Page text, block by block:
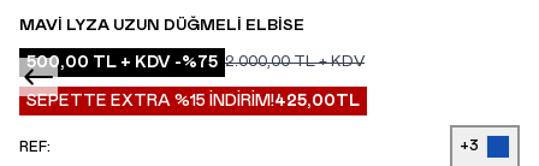
MAVI LYZA UZUN DÜĞMELI ELBISE
500,00 TL + KDV -%75 2.000,00TL + KDV
SEPETTE EXTRA %15 İNDİRİM!425,00TL
REF: +3